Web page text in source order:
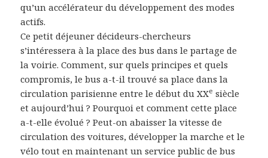
qu’un accélérateur du développement des modes
actifs.
Ce petit déjeuner décideurs-chercheurs
s’intéressera à la place des bus dans le partage de
la voirie. Comment, sur quels principes et quels
compromis, le bus a-t-il trouvé sa place dans la
circulation parisienne entre le début du XXe siècle
et aujourd’hui ? Pourquoi et comment cette place
a-t-elle évolué ? Peut-on abaisser la vitesse de
circulation des voitures, développer la marche et le
vélo tout en maintenant un service public de bus